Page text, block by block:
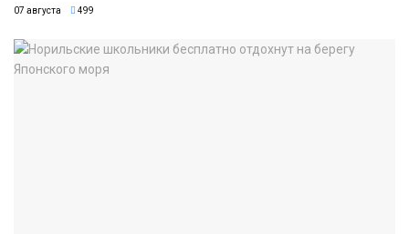
07 августа 499